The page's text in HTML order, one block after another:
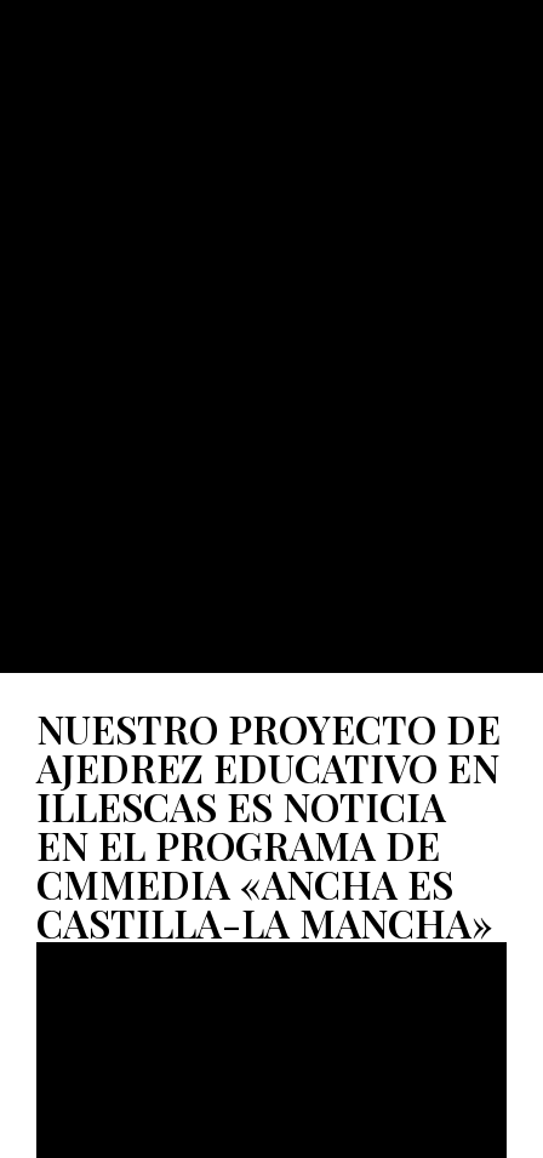
NUESTRO PROYECTO DE
AJEDREZ EDUCATIVO EN
ILLESCAS ES NOTICIA
EN EL PROGRAMA DE
CMMEDIA «ANCHA ES
CASTILLA-LA MANCHA»